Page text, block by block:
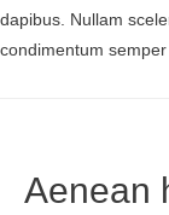
dapibus. Nullam
condimentum semper
Aenean